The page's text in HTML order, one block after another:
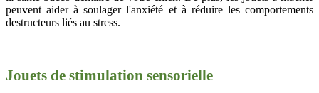
peuvent aider à soulager l'anxiété et à réduire les comportements
destructeurs liés au stress.
Jouets de stimulation sensorielle